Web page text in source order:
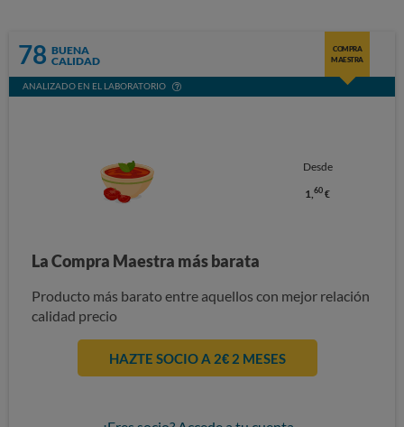
78 BUENA
CALIDAD
COMPRA
MAESTRA
ANALIZADO EN EL LABORATORIO
Desde
1,60 €
La Compra Maestra más barata
Producto más barato entre aquellos con mejor relación
calidad precio
HAZTE SOCIO A 2€ 2 MESES